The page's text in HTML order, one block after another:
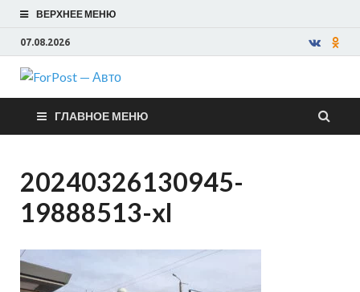
ВЕРХНЕЕ МЕНЮ
07.08.2026
ForPost —
Авто
ГЛАВНОЕ МЕНЮ
20240326130945-
19888513-xl